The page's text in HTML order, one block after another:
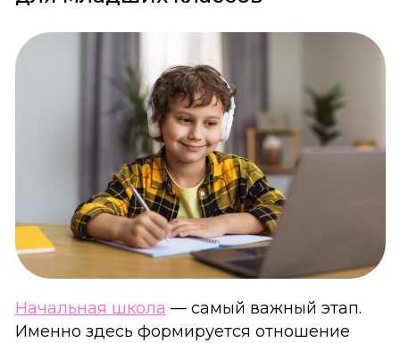
Начальная школа — самый важный этап.
Именно здесь формируется отношение